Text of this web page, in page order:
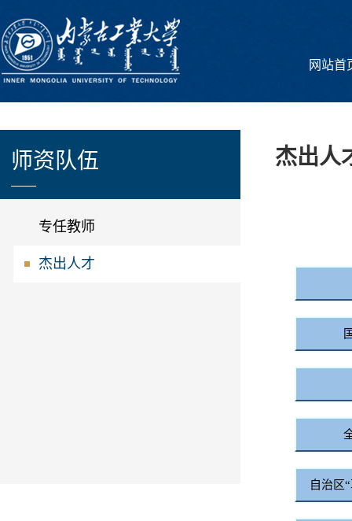
网站首
师资队伍
专任教师
杰出人才
杰出人
自治区